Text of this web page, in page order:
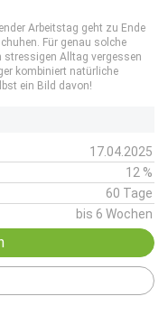
Arbeitstag geht zu Ende
Für genau solche
stressigen Alltag vergessen
kombiniert natürliche
ein Bild davon!
17.04.2025
12 %
60 Tage
bis 6 Wochen